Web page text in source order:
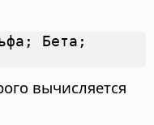
Бета;
вычисляется